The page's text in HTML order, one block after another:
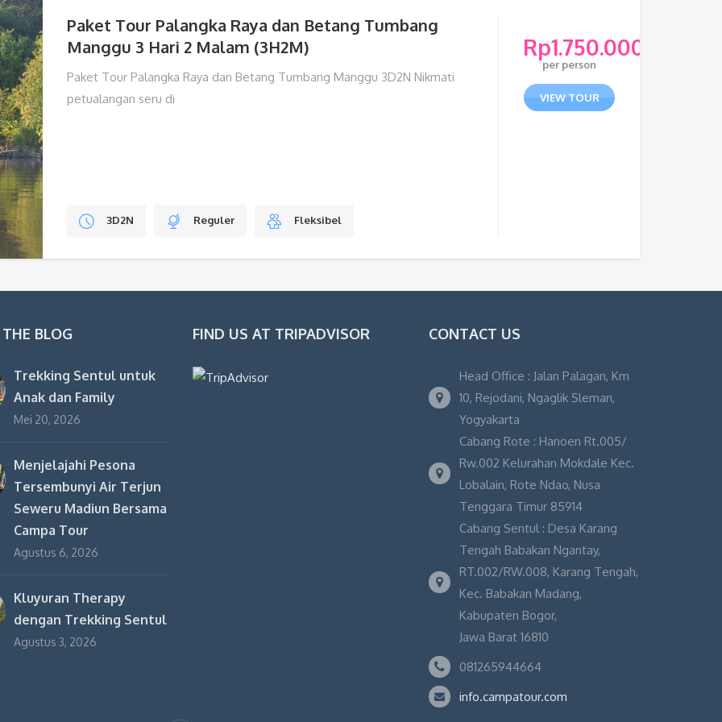
Paket Tour Palangka Raya dan Betang Tumbang
Manggu 3 Hari 2 Malam (3H2M)
Paket Tour Palangka Raya dan Betang Tumbang Manggu 3D2N Nikmati
petualangan seru di
Rp1.750.000
per person
VIEW TOUR
3D2N Reguler Fleksibel
BLOG
Trekking Sentul untuk
Anak dan Family
Mei 20, 2026
Menjelajahi Pesona
Tersembunyi Air Terjun
Seweru Madiun Bersama
Campa Tour
Agustus 6, 2026
Kluyuran Therapy
dengan Trekking Sentul
Agustus 3, 2026
FIND US AT TRIPADVISOR CONTACT US
Head Office : Jalan Palagan, Km
10, Rejodani, Ngaglik Sleman,
Yogyakarta
Cabang Rote : Hanoen Rt.005/
Rw.002 Kelurahan Mokdale Kec.
Lobalain, Rote Ndao, Nusa
Tenggara Timur 85914
Cabang Sentul : Desa Karang
Tengah Babakan Ngantay,
RT.002/RW.008, Karang Tengah,
Kec. Babakan Madang,
Kabupaten Bogor,
Jawa Barat 16810
081265944664
info.campatour.com